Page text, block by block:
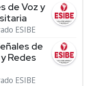
de Voz y
ESIBE
de
Redes
ESIBE